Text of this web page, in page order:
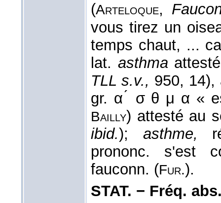
(Arteloque,
vous tirez un
temps chaut, ...
lat. asthma
TLL s.v., 950,
gr. α ́ σ θ μ α «
Bailly) attesté au
ibid.); asthme,
prononc. s'est
fauconn. (Fur.).
STAT. − Fréq.